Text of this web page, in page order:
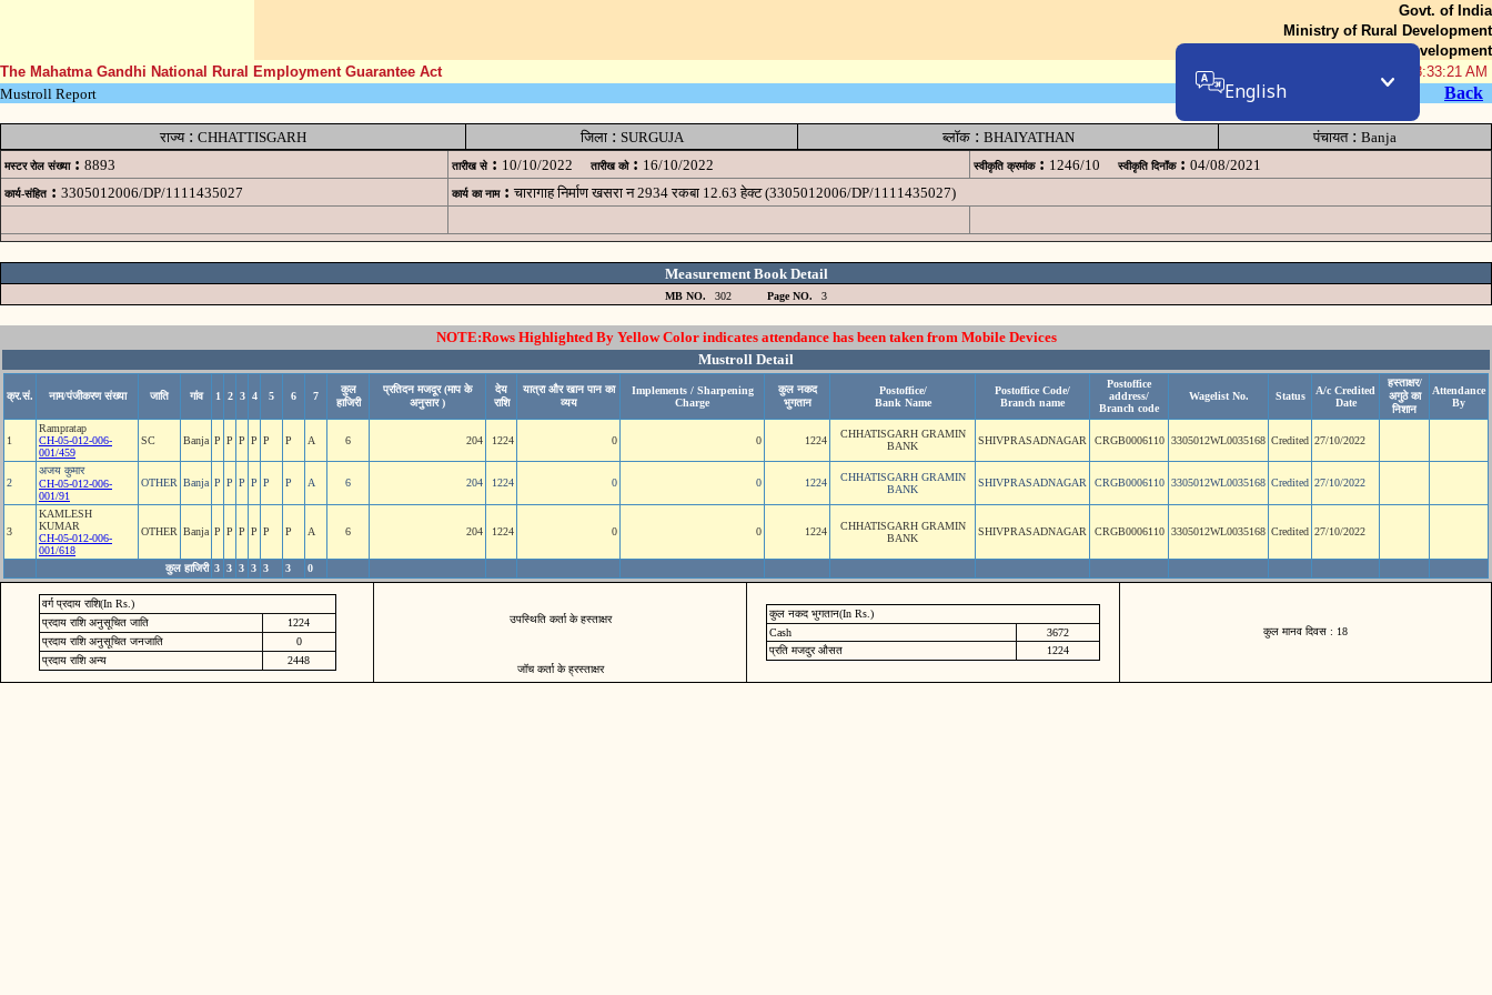
Govt. of India
Ministry of Rural Development
Department of Rural Development
The Mahatma Gandhi National Rural Employment Guarantee Act
08-Aug-2026 08:33:21 AM
Mustroll Report
Back
राज्य: CHHATTISGARH जिला: SURGUJA ब्लॉक: BHAIYATHAN पंचायत: Banja
मस्टर रोल संख्या : 8893 तारीख से : 10/10/2022 तारीख को : 16/10/2022 स्वीकृति क्रमांक : 1246/10 स्वीकृति दिनॉंक : 04/08/2021
कार्य-संहित : 3305012006/DP/1111435027 कार्य का नाम : चारागाह निर्माण खसरा न 2934 रकबा 12.63 हेक्ट (3305012006/DP/1111435027)
Measurement Book Detail
MB NO. 302 Page NO. 3
NOTE:Rows Highlighted By Yellow Color indicates attendance has been taken from Mobile Devices
Mustroll Detail
क्र.सं. नाम/पंजीकरण संख्या जाति गांव 1 2 3 4 5 6 7
कुल
हाजिरी
प्रतिदन मजदूर (माप के
अनुसार )
देय
राशि
यात्रा और खान पान का
व्यय
Implements / Sharpening
Charge
कुल नकद
भुगतान
Postoffice/
Bank Name
Postoffice Code/
Branch name
Postoffice
address/
Branch code
Wagelist No. Status
A/c Credited
Date
हस्ताक्षर/
अगुठे का
निशान
Attendance
By
1
Rampratap
CH-05-012-006-
001/459
SC Banja P P P P P P A 6 204 1224 0 0 1224
CHHATISGARH GRAMIN
BANK
SHIVPRASADNAGAR CRGB0006110 3305012WL0035168 Credited 27/10/2022
2
अजय कुमार
CH-05-012-006-
001/91
OTHER Banja P P P P P P A 6 204 1224 0 0 1224
CHHATISGARH GRAMIN
BANK
SHIVPRASADNAGAR CRGB0006110 3305012WL0035168 Credited 27/10/2022
3
KAMLESH
KUMAR
CH-05-012-006-
001/618
OTHER Banja P P P P P P A 6 204 1224 0 0 1224
CHHATISGARH GRAMIN
BANK
SHIVPRASADNAGAR CRGB0006110 3305012WL0035168 Credited 27/10/2022
कुल हाजिरी 3 3 3 3 3 3 0
वर्ग प्रदाय राशि(In Rs.)
प्रदाय राशि अनुसूचित जाति
1224
प्रदाय राशि अनुसूचित जनजाति
0
प्रदाय राशि अन्य
2448
उपस्थिति कर्ता के हस्ताक्षर
जॉच कर्ता के ह्रस्ताक्षर
कुल नकद भुगतान(In Rs.)
Cash
3672
प्रति मजदुर औसत
1224
कुल मानव दिवस : 18
English